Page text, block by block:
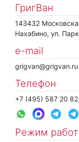
ГригВан
143432
Нахабино, ул.
e-mail
grigvan@grigvan.ru
Телефон
+7 (495) 587 20
Режим